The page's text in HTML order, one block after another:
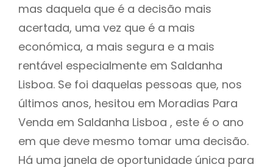
mas daquela que é a decisão mais
acertada, uma vez que é a mais
económica, a mais segura e a mais
rentável especialmente em Saldanha
Lisboa. Se foi daquelas pessoas que, nos
últimos anos, hesitou em Moradias Para
Venda em Saldanha Lisboa , este é o ano
em que deve mesmo tomar uma decisão.
Há uma janela de oportunidade única para